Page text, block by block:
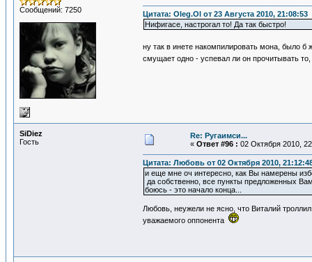
Сообщений: 7250
Цитата: Oleg.Ol от 23 Августа 2010, 21:08:53
Нифигасе, настрогал то! Да так быстро!
ну так в инете накомпилировать мона, было б
смущает одно - успевал ли он прочитывать
SiDiеz
Гость
Re: Ругаимси...
« Ответ #96 : 02 Октября 2010,
Цитата: Любовь от 02 Октября 2010,
и еще мне оч интересно, как Вы намерены
да собственно, все пункты предложенных
боюсь - это начало конца...
Любовь, неужели не ясно, что Виталий
уважаемого оппонента